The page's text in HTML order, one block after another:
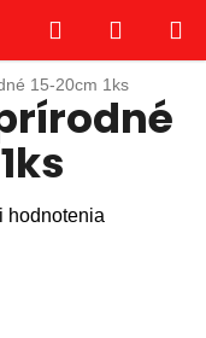
Hľadať
KOŠÍK
15-20cm 1ks
hodnotenia